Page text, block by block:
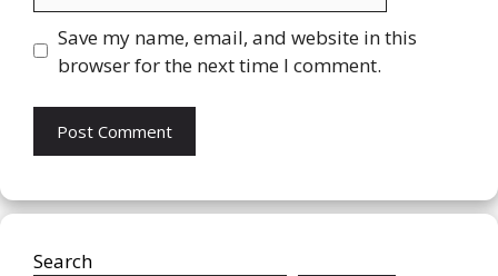
Save my name, email, and website in this
browser for the next time I comment.
Search